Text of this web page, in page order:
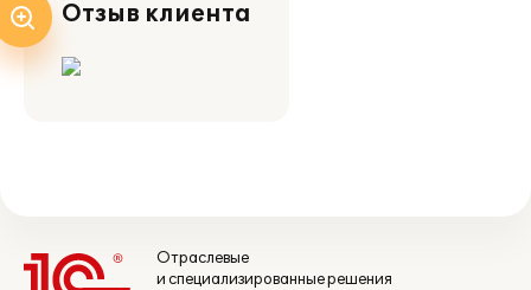
Отзыв клиента
Отраслевые
и специализированные решения